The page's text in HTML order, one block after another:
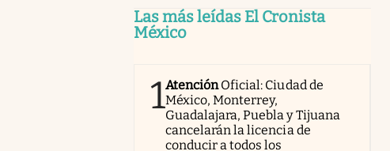
Las más leídas El Cronista
México
1AtenciónOficial: Ciudad de
México, Monterrey,
Guadalajara, Puebla y Tijuana
cancelarán la licencia de
conducir a todos los